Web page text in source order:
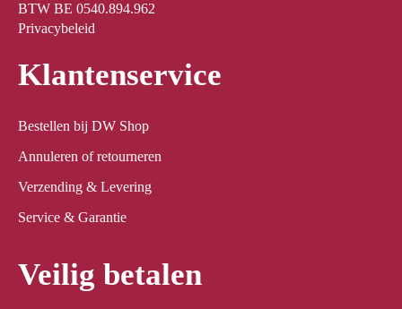
BTW BE 0540.894.962
Privacybeleid
Klantenservice
Bestellen bij DW Shop
Annuleren of retourneren
Verzending & Levering
Service & Garantie
Veilig betalen